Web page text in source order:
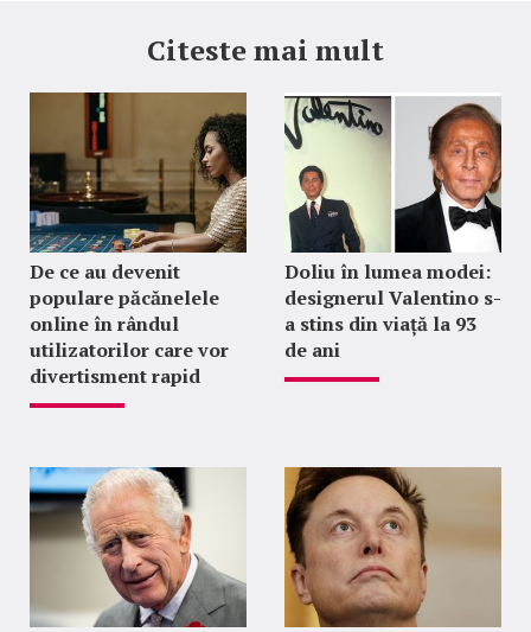
Citeste mai mult
De ce au devenit
populare păcănelele
online în rândul
utilizatorilor care vor
divertisment rapid
Doliu în lumea modei:
designerul Valentino s-
a stins din viață la 93
de ani